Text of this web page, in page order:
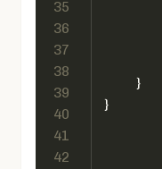
35
36
37
38
39
40
41
42
    }
}